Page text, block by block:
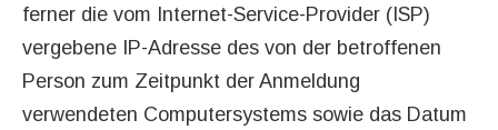
ferner die vom Internet-Service-Provider (ISP)
vergebene IP-Adresse des von der betroffenen
Person zum Zeitpunkt der Anmeldung
verwendeten Computersystems sowie das Datum